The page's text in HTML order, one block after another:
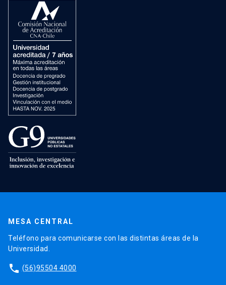
MESA CENTRAL
Teléfono para comunicarse con las distintas áreas de la
Universidad.
phone (56)95504 4000